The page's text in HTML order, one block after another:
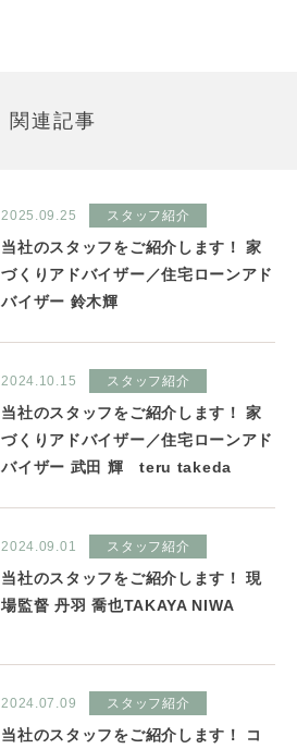
関連記事
2025.09.25 スタッフ紹介
当社のスタッフをご紹介します！ 家
づくりアドバイザー／住宅ローンアド
バイザー 鈴木輝
2024.10.15 スタッフ紹介
当社のスタッフをご紹介します！ 家
づくりアドバイザー／住宅ローンアド
バイザー 武田 輝 teru takeda
2024.09.01 スタッフ紹介
当社のスタッフをご紹介します！ 現
場監督 丹羽 喬也TAKAYA NIWA
2024.07.09 スタッフ紹介
当社のスタッフをご紹介します！ コ